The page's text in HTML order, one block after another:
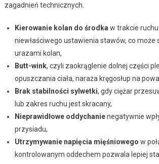
zagadnień technicznych.
Kierowanie kolan do środka w trakcie
niewłaściwego ustawienia stawów, co może
urazami kolan,
Butt-wink, czyli zaokrąglenie dolnej części
opuszczania ciała, naraża kręgosłup na
Brak stabilności sylwetki, gdy ciężar
lub zakres ruchu jest skracany,
Nieprawidłowe oddychanienegatywnie
przysiadu,
Utrzymywanie napięcia mięśniowego w
kontrolowanym oddechem pozwala lepiej